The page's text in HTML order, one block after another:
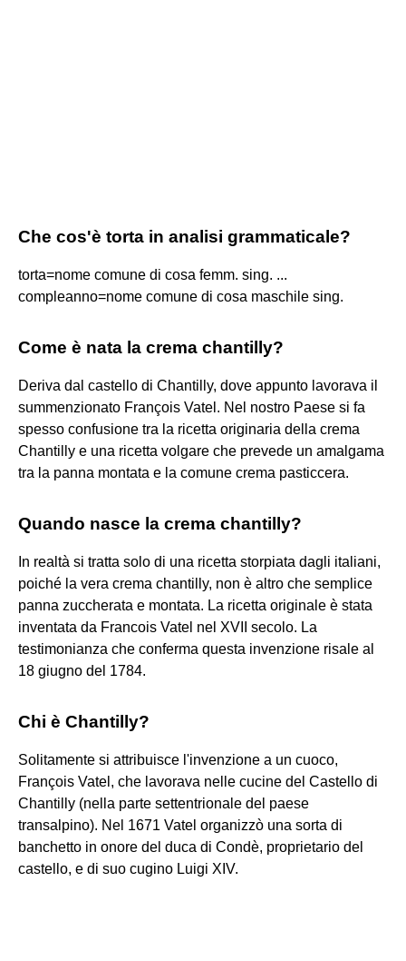
Che cos'è torta in analisi grammaticale?
torta=nome comune di cosa femm. sing. ...
compleanno=nome comune di cosa maschile sing.
Come è nata la crema chantilly?
Deriva dal castello di Chantilly, dove appunto lavorava il
summenzionato François Vatel. Nel nostro Paese si fa
spesso confusione tra la ricetta originaria della crema
Chantilly e una ricetta volgare che prevede un amalgama
tra la panna montata e la comune crema pasticcera.
Quando nasce la crema chantilly?
In realtà si tratta solo di una ricetta storpiata dagli italiani,
poiché la vera crema chantilly, non è altro che semplice
panna zuccherata e montata. La ricetta originale è stata
inventata da Francois Vatel nel XVII secolo. La
testimonianza che conferma questa invenzione risale al
18 giugno del 1784.
Chi è Chantilly?
Solitamente si attribuisce l'invenzione a un cuoco,
François Vatel, che lavorava nelle cucine del Castello di
Chantilly (nella parte settentrionale del paese
transalpino). Nel 1671 Vatel organizzò una sorta di
banchetto in onore del duca di Condè, proprietario del
castello, e di suo cugino Luigi XIV.